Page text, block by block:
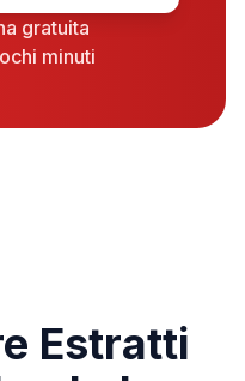
gratuita
minuti
Estratti